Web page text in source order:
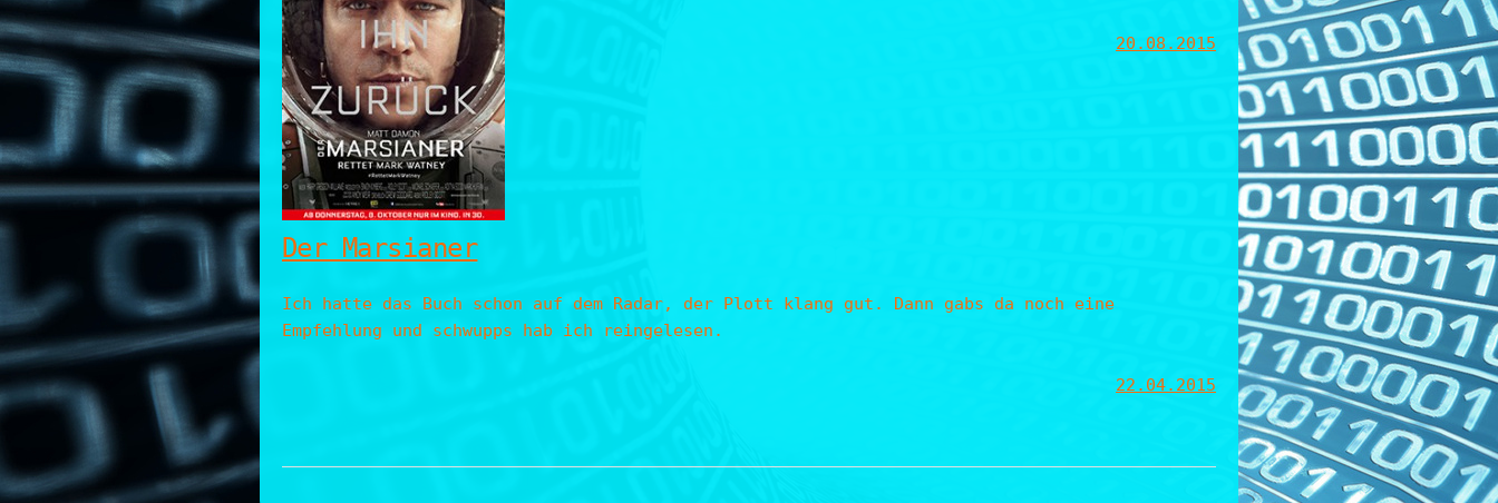
20.08.2015
Der Marsianer
Ich hatte das Buch schon auf dem Radar, der Plott klang gut. Dann gabs da noch eine
Empfehlung und schwupps hab ich reingelesen.
22.04.2015